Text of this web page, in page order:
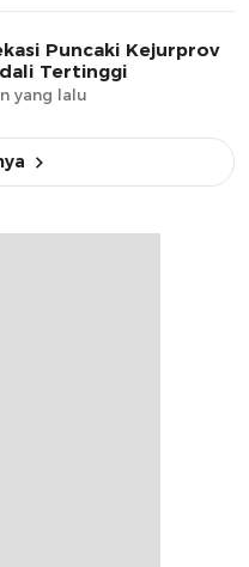
Puncaki Kejurprov
Tertinggi
yang lalu